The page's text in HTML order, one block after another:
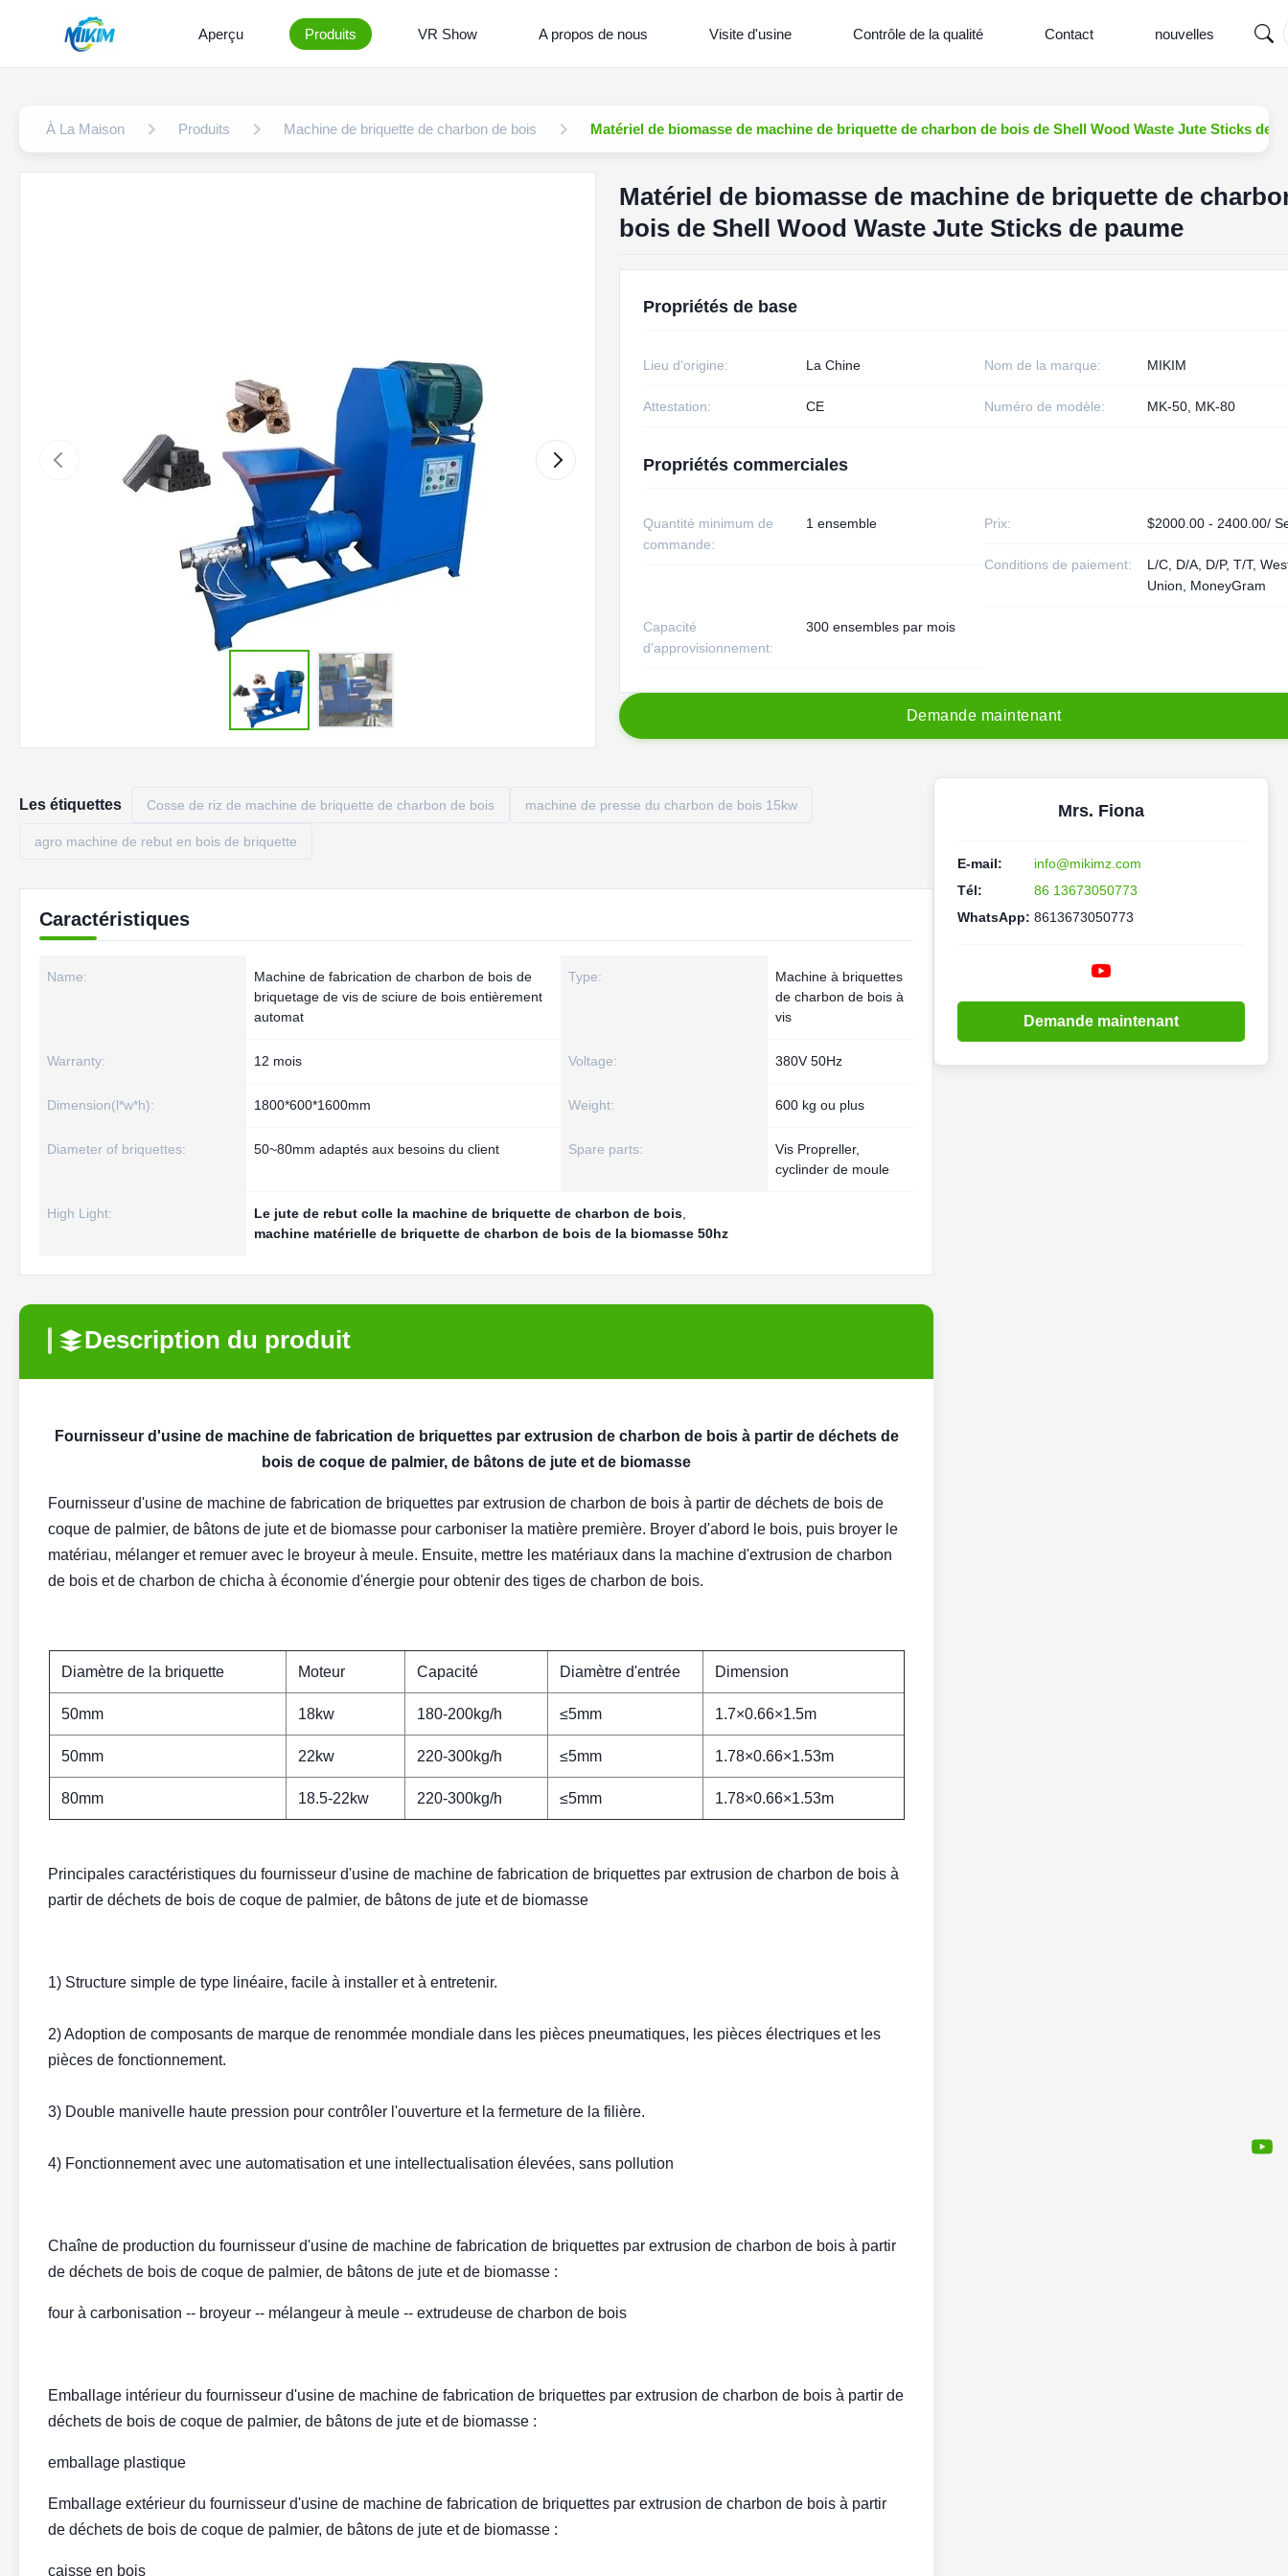
Aperçu Produits VR Show A propos de nous Visite d'usine Contrôle de la qualité Contact nouvelles
À La Maison Produits Machine de briquette de charbon de bois Matériel de biomasse de machine de briquette de charbon de bois de Shell Wood Waste Jute Sticks de
Matériel de biomasse de machine de briquette de
bois de Shell Wood Waste Jute Sticks de paume
Propriétés de base
Lieu d'origine: La Chine Nom de la marque: MIKIM
Attestation: CE Numéro de modèle: MK-50, MK-80
Propriétés commerciales
Quantité minimum de
commande:
1 ensemble Prix: $2000.00 - 2400.00/
Conditions de paiement:
L/C, D/A, D/P, T/T,
Union, MoneyGram
Capacité
d'approvisionnement:
300 ensembles par mois
Demande maintenant
Les étiquettes Cosse de riz de machine de briquette de charbon de bois machine de presse du charbon de bois 15kw
agro machine de rebut en bois de briquette
Caractéristiques
Name:
Machine de fabrication de charbon de bois de
briquetage de vis de sciure de bois entièrement
automat
Type:
Machine à briquettes
de charbon de bois à
vis
Warranty: 12 mois Voltage: 380V 50Hz
Dimension(l*w*h): 1800*600*1600mm Weight: 600 kg ou plus
Diameter of briquettes: 50~80mm adaptés aux besoins du client Spare parts:
Vis Propreller,
cyclinder de moule
High Light: Le jute de rebut colle la machine de briquette de charbon de bois
machine matérielle de briquette de charbon de bois de la biomasse 50hz
Description du produit
Fournisseur d'usine de machine de fabrication de briquettes par extrusion de charbon de bois à partir de déchets de
bois de coque de palmier, de bâtons de jute et de biomasse
Fournisseur d'usine de machine de fabrication de briquettes par extrusion de charbon de bois à partir de déchets de bois de
coque de palmier, de bâtons de jute et de biomasse pour carboniser la matière première. Broyer d'abord le bois, puis broyer le
matériau, mélanger et remuer avec le broyeur à meule. Ensuite, mettre les matériaux dans la machine d'extrusion de charbon
de bois et de charbon de chicha à économie d'énergie pour obtenir des tiges de charbon de bois.
Diamètre de la briquette Moteur Capacité Diamètre d'entrée Dimension
50mm 18kw 180-200kg/h ≤5mm 1.7×0.66×1.5m
50mm 22kw 220-300kg/h ≤5mm 1.78×0.66×1.53m
80mm 18.5-22kw 220-300kg/h ≤5mm 1.78×0.66×1.53m
Principales caractéristiques du fournisseur d'usine de machine de fabrication de briquettes par extrusion de charbon de bois à
partir de déchets de bois de coque de palmier, de bâtons de jute et de biomasse
1) Structure simple de type linéaire, facile à installer et à entretenir.
2) Adoption de composants de marque de renommée mondiale dans les pièces pneumatiques, les pièces électriques et les
pièces de fonctionnement.
3) Double manivelle haute pression pour contrôler l'ouverture et la fermeture de la filière.
4) Fonctionnement avec une automatisation et une intellectualisation élevées, sans pollution
Chaîne de production du fournisseur d'usine de machine de fabrication de briquettes par extrusion de charbon de bois à partir
de déchets de bois de coque de palmier, de bâtons de jute et de biomasse :
four à carbonisation -- broyeur -- mélangeur à meule -- extrudeuse de charbon de bois
Emballage intérieur du fournisseur d'usine de machine de fabrication de briquettes par extrusion de charbon de bois à partir de
déchets de bois de coque de palmier, de bâtons de jute et de biomasse :
emballage plastique
Emballage extérieur du fournisseur d'usine de machine de fabrication de briquettes par extrusion de charbon de bois à partir
de déchets de bois de coque de palmier, de bâtons de jute et de biomasse :
caisse en bois
Mrs. Fiona
E-mail:
info@mikimz.com
Tél:
86 13673050773
WhatsApp: 8613673050773
Demande maintenant